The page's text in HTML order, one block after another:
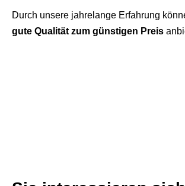
Durch unsere jahrelange Erfahrung
gute Qualität zum günstigen Preis